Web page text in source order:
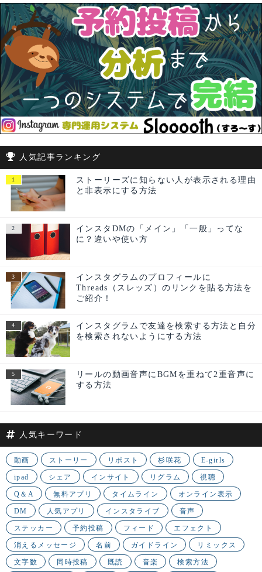
人気記事ランキング
ストーリーズに知らない人が表示される理由
と非表示にする方法
インスタDMの「メイン」「一般」ってな
に？違いや使い方
インスタグラムのプロフィールに
Threads（スレッズ）のリンクを貼る方法を
ご紹介！
インスタグラムで友達を検索する方法と自分
を検索されないようにする方法
リールの動画音声にBGMを重ねて2重音声に
する方法
人気キーワード
動画 ストーリー リポスト 杉咲花 E-girls
ipad シェア インサイト リグラム 視聴
Q＆A 無料アプリ タイムライン オンライン表示
DM 人気アプリ インスタライブ 音声
ステッカー 予約投稿 フィード エフェクト
消えるメッセージ 名前 ガイドライン リミックス
文字数 同時投稿 既読 音楽 検索方法